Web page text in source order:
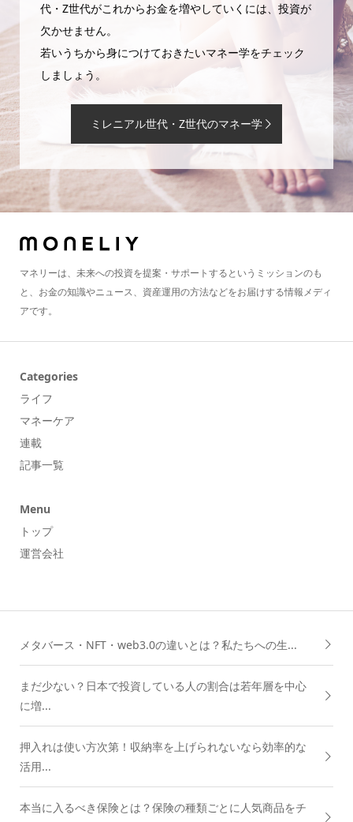
代・Z世代がこれからお金を増やしていくには、投資が
欠かせません。
若いうちから身につけておきたいマネー学をチェック
しましょう。
ミレニアル世代・Z世代のマネー学
マネリーは、未来への投資を提案・サポートするというミッションのも
と、お金の知識やニュース、資産運用の方法などをお届けする情報メディ
アです。
Categories
ライフ
マネーケア
連載
記事一覧
Menu
トップ
運営会社
メタバース・NFT・web3.0の違いとは？私たちへの生...
まだ少ない？日本で投資している人の割合は若年層を中心
に増...
押入れは使い方次第！収納率を上げられないなら効率的な
活用...
本当に入るべき保険とは？保険の種類ごとに人気商品をチ